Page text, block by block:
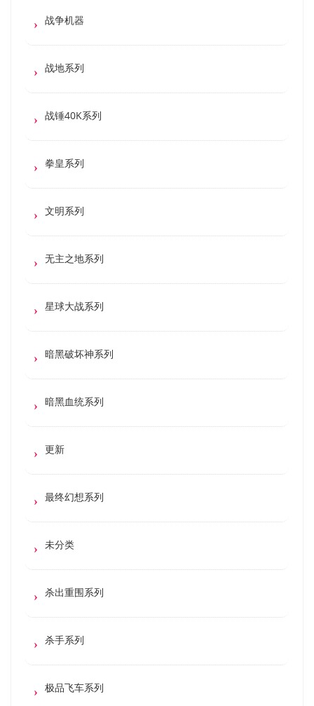
战争机器
战地系列
战锤40K系列
拳皇系列
文明系列
无主之地系列
星球大战系列
暗黑破坏神系列
暗黑血统系列
更新
最终幻想系列
未分类
杀出重围系列
杀手系列
极品飞车系列